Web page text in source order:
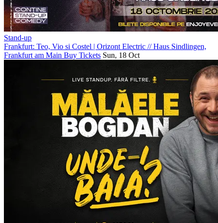
Stand-up
Frankfurt: Teo, Vio si Costel | Orizont Electric //Haus Sindlingen,
Frankfurt am Main Buy Tickets Sun, 18 Oct